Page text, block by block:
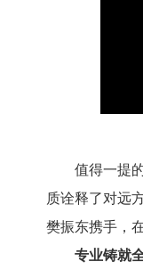
值得一提
质诠释了对远
樊振东携手，
专业铸就